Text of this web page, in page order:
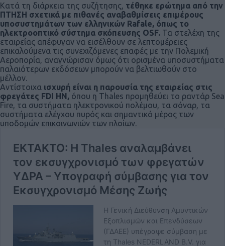
Κατά τη διάρκεια της συζήτησης, τέθηκε ερώτημα από την
ΠΤΗΣΗ σχετικά με πιθανές αναβαθμίσεις επιμέρους
υποσυστημάτων των ελληνικών Rafale, όπως το
ηλεκτροοπτικό σύστημα σκόπευσης OSF. Τα στελέχη της
εταιρείας απέφυγαν να εισέλθουν σε λεπτομέρειες
επικαλούμενα τις συνεχιζόμενες επαφές με την Πολεμική
Αεροπορία, αναγνώρισαν όμως ότι ορισμένα υποσυστήματα
παλαιότερων εκδόσεων μπορούν να βελτιωθούν στο
μέλλον.
Αντίστοιχα ισχυρή είναι η παρουσία της εταιρείας στις
φρεγάτες FDI HN, όπου η Thales προμηθεύει το ραντάρ Sea
Fire, τα συστήματα ηλεκτρονικού πολέμου, τα σόναρ, τα
συστήματα ελέγχου πυρός και σημαντικό μέρος των
υποδομών επικοινωνιών των πλοίων.